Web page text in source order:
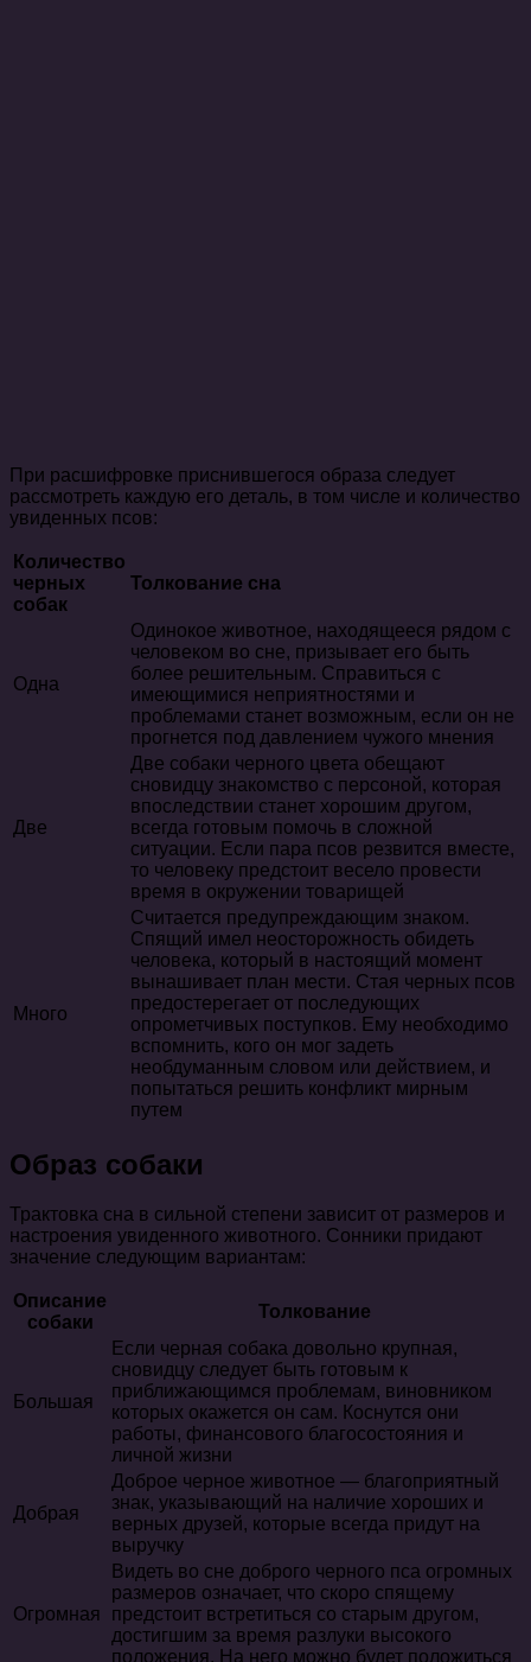
При расшифровке приснившегося образа следует
рассмотреть каждую его деталь, в том числе и количество
увиденных псов:
Количество
черных
собак
Толкование сна
Одна
Одинокое животное, находящееся рядом с
человеком во сне, призывает его быть
более решительным. Справиться с
имеющимися неприятностями и
проблемами станет возможным, если он не
прогнется под давлением чужого мнения
Две
Две собаки черного цвета обещают
сновидцу знакомство с персоной, которая
впоследствии станет хорошим другом,
всегда готовым помочь в сложной
ситуации. Если пара псов резвится вместе,
то человеку предстоит весело провести
время в окружении товарищей
Много
Считается предупреждающим знаком.
Спящий имел неосторожность обидеть
человека, который в настоящий момент
вынашивает план мести. Стая черных псов
предостерегает от последующих
опрометчивых поступков. Ему необходимо
вспомнить, кого он мог задеть
необдуманным словом или действием, и
попытаться решить конфликт мирным
путем
Образ собаки
Трактовка сна в сильной степени зависит от размеров и
настроения увиденного животного. Сонники придают
значение следующим вариантам:
Описание
собаки
Толкование
Большая
Если черная собака довольно крупная,
сновидцу следует быть готовым к
приближающимся проблемам, виновником
которых окажется он сам. Коснутся они
работы, финансового благосостояния и
личной жизни
Добрая
Доброе черное животное — благоприятный
знак, указывающий на наличие хороших и
верных друзей, которые всегда придут на
выручку
Огромная
Видеть во сне доброго черного пса огромных
размеров означает, что скоро спящему
предстоит встретиться со старым другом,
достигшим за время разлуки высокого
положения. На него можно будет положиться